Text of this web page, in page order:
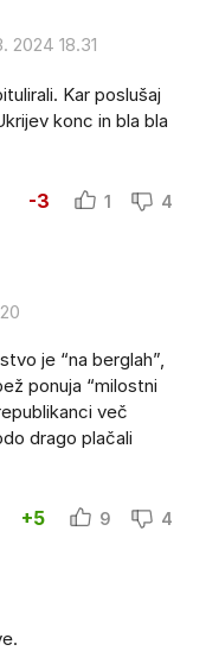
2024 18.31
Kar poslušaj
konc in bla bla
-3 1 4
je “na berglah”,
ponuja “milostni
več
drago plačali
+5 9 4